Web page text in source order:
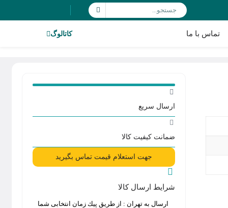
تماس با ما کاتالوگ
ارسال سریع
ضمانت کیفیت کالا
جهت استعلام قیمت تماس بگیرید
شرایط ارسال کالا
ارسال به تهران : از طريق پيك زمان انتخابی شما